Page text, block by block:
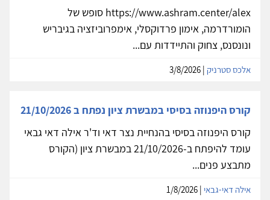
https://www.ashram.center/alex סופש של
הומורדרמה, אימון פרדוקסלי, אימפרוביזציה בגיבריש
ונונסנס, צחוק והתיידדות עם...
אלכס סטרניק
קורס היפנוזה בסיסי במבשרת ציון נפתח ב 21/10/2026
קורס היפנוזה בסיסי בהנחיית נצר דאי וד'ר אילה דאי גבאי
עומד להיפתח ב-21/10/2026 במבשרת ציון (הקורס
מתבצע פנים...
אילה דאי-גבאי